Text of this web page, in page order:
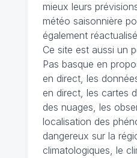
mieux leurs
météo saisonnière
également
Ce site est aussi un
Pas basque en
en direct, les
en direct, les cartes
des nuages, les
localisation des
dangereux sur la
climatologiques, le